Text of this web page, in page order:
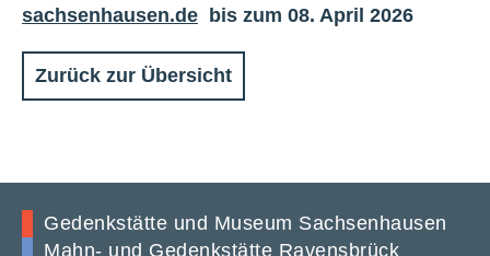
sachsenhausen.de
bis zum 08. April 2026
Zurück zur Übersicht
Gedenkstätte und Museum Sachsenhausen
Mahn- und Gedenkstätte Ravensbrück